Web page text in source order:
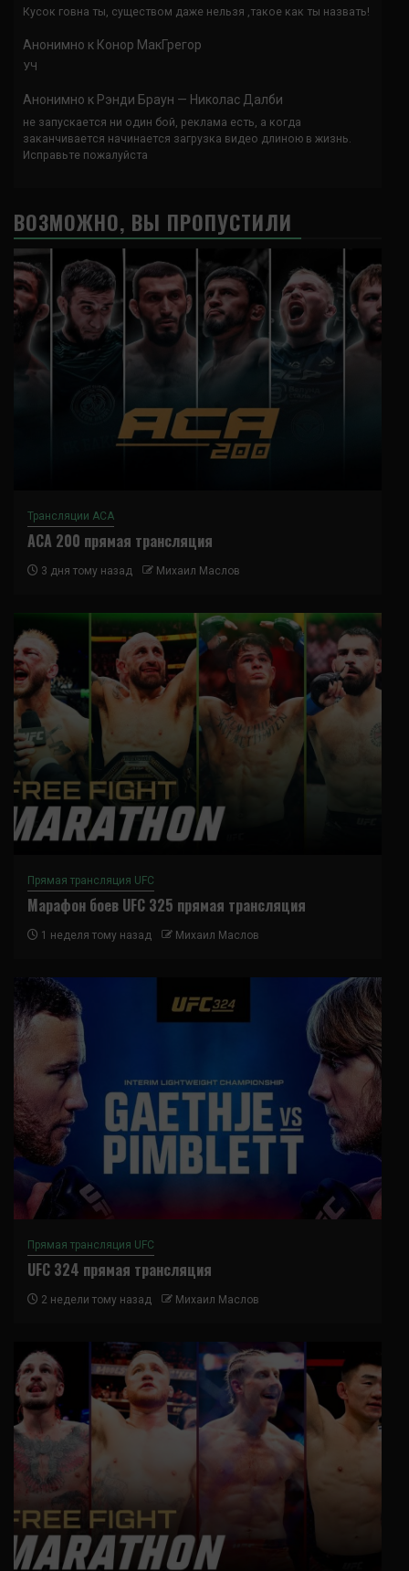
Кусок говна ты, существом даже нельзя ,такое как ты назвать!
Анонимно к Конор МакГрегор
УЧ
Анонимно к Рэнди Браун — Николас Далби
не запускается ни один бой, реклама есть, а когда
заканчивается начинается загрузка видео длиною в жизнь.
Исправьте пожалуйста
ВОЗМОЖНО, ВЫ ПРОПУСТИЛИ
Трансляции ACA
ACA 200 прямая трансляция
3 дня тому назад Михаил Маслов
Прямая трансляция UFC
Марафон боев UFC 325 прямая трансляция
1 неделя тому назад Михаил Маслов
Прямая трансляция UFC
UFC 324 прямая трансляция
2 недели тому назад Михаил Маслов